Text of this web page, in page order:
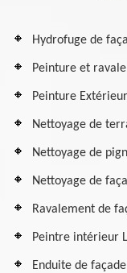
Hydrofuge de
Peinture et
Peinture
Nettoyage de
Nettoyage de
Nettoyage de
Ravalement de
Peintre intérieur
Enduite de